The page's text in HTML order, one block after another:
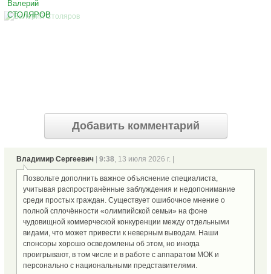
Валерий
СТОЛЯРОВ
Добавить комментарий
Владимир Сергеевич 9:38, 13 июля 2026 г. |
Позвольте дополнить важное объяснение специалиста,
учитывая распространённые заблуждения и недопонимание
среди простых граждан. Существует ошибочное мнение о
полной сплочённости «олимпийской семьи» на фоне
чудовищной коммерческой конкуренции между отдельными
видами, что может привести к неверным выводам. Наши
спонсоры хорошо осведомлены об этом, но иногда
проигрывают, в том числе и в работе с аппаратом МОК и
персонально с национальными представителями.